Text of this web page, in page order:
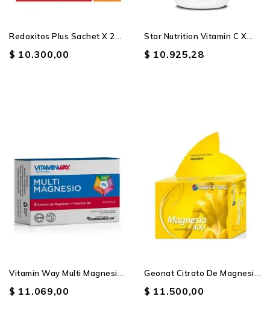
R
Edoxitos Plus Sachet X 25...
$ 10.300,00
Star Nutrition Vitamin C X...
$ 10.925,28
V
Itamin Way Multi Magnesio...
$ 11.069,00
G
Eonat Citrato De Magnesio...
$ 11.500,00